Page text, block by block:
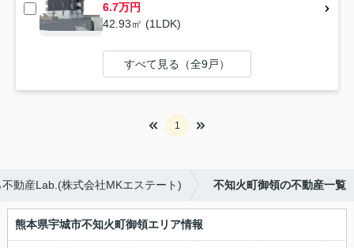
6.7万円
42.93㎡ (1LDK)
すべて見る（全9戸）
1
動産Lab.(株式会社MKエステート) 不知火町御領の不動産一覧
熊本県宇城市不知火町御領エリア情報